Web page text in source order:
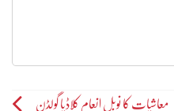
معاشیات کا نوبل انعام کلاڈیا گولڈن